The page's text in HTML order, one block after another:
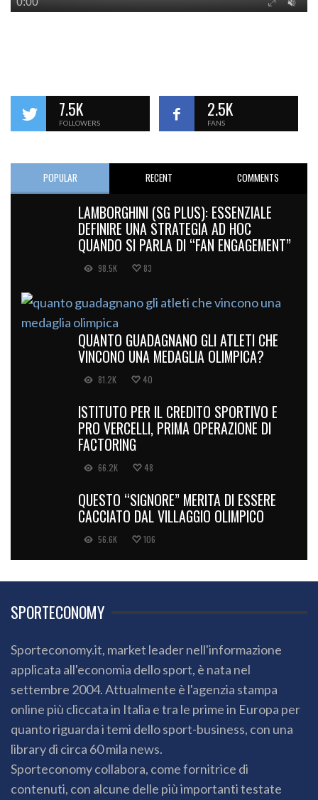
7.5K
FOLLOWERS
2.5K
FANS
POPULAR RECENT COMMENTS
LAMBORGHINI (SG PLUS): ESSENZIALE
DEFINIRE UNA STRATEGIA AD HOC
QUANDO SI PARLA DI “FAN ENGAGEMENT”
98.5K 83
QUANTO GUADAGNANO GLI ATLETI CHE
VINCONO UNA MEDAGLIA OLIMPICA?
81.2K 40
ISTITUTO PER IL CREDITO SPORTIVO E
PRO VERCELLI, PRIMA OPERAZIONE DI
FACTORING
66.2K 48
QUESTO “SIGNORE” MERITA DI ESSERE
CACCIATO DAL VILLAGGIO OLIMPICO
56.6K 106
SPORTECONOMY
Sporteconomy.it, market leader nell'informazione
applicata all'economia dello sport, è nata nel
settembre 2004. Attualmente è l'agenzia stampa
online più cliccata in Italia e tra le prime in Europa per
quanto riguarda i temi dello sport-business, con una
library di circa 60 mila news.
Sporteconomy collabora, come fornitrice di
contenuti, con alcune delle più importanti testate